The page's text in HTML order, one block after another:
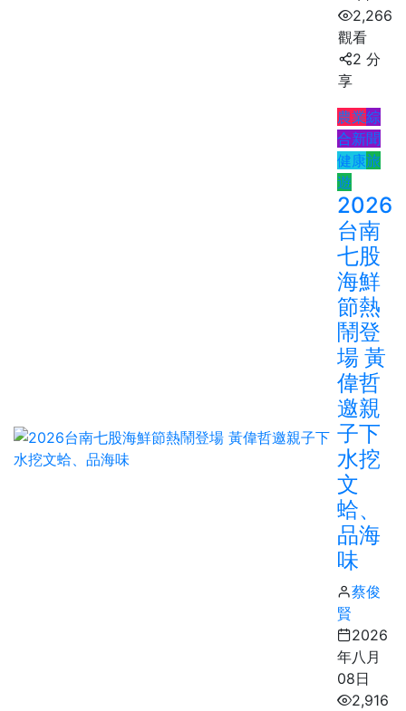
2,266
觀看
2 分
享
農業綜
合新聞
健康旅
遊
2026
台南
七股
海鮮
節熱
鬧登
場 黃
偉哲
邀親
子下
水挖
文
蛤、
品海
味
蔡俊
賢
2026
年八月
08日
2,916